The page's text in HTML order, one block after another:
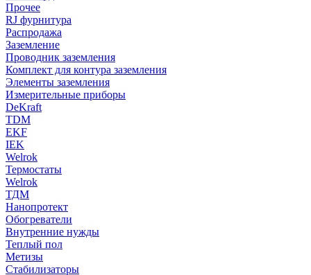
Прочее
RJ фурнитура
Распродажа
Заземление
Проводник заземления
Комплект для контура заземления
Элементы заземления
Измерительные приборы
DeKraft
TDM
EKF
IEK
Welrok
Термостаты
Welrok
ТДМ
Нанопротект
Обогреватели
Внутренние нужды
Теплый пол
Метизы
Стабилизаторы